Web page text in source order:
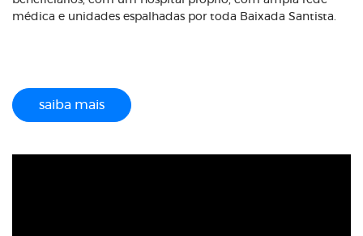
médica e unidades espalhadas por toda Baixada Santista.
saiba mais